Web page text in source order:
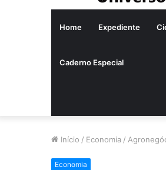
Home Expediente
Caderno Especial
Início / Economia /
Economia